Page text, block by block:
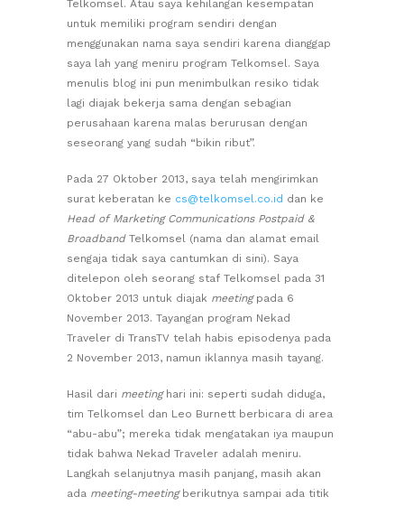
Telkomsel. Atau saya kehilangan kesempatan
untuk memiliki program sendiri dengan
menggunakan nama saya sendiri karena dianggap
saya lah yang meniru program Telkomsel. Saya
menulis blog ini pun menimbulkan resiko tidak
lagi diajak bekerja sama dengan sebagian
perusahaan karena malas berurusan dengan
seseorang yang sudah “bikin ribut”.
Pada 27 Oktober 2013, saya telah mengirimkan
surat keberatan ke cs@telkomsel.co.id dan ke
Head of Marketing Communications Postpaid &
BroadbandTelkomsel (nama dan alamat email
sengaja tidak saya cantumkan di sini). Saya
ditelepon oleh seorang staf Telkomsel pada 31
Oktober 2013 untuk diajak meetingpada 6
November 2013. Tayangan program Nekad
Traveler di TransTV telah habis episodenya pada
2 November 2013, namun iklannya masih tayang.
Hasil dari meetinghari ini: seperti sudah diduga,
tim Telkomsel dan Leo Burnett berbicara di area
“abu-abu”; mereka tidak mengatakan iya maupun
tidak bahwa Nekad Traveler adalah meniru.
Langkah selanjutnya masih panjang, masih akan
ada meeting-meetingberikutnya sampai ada titik